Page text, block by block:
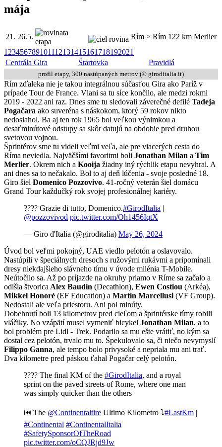
mája
21. 26.5. Rím > Rím 122 km Merlier
1 23456789101112131415161718192021
Centrála Gira
Štartovka Pravidlá
profil etapy, 300 nastúpaných metrov (© giroditalia.it)
Rím zďaleka nie je takou integrálnou súčasťou Gira ako Paríž v
prípade Tour de France. Vlani sa tu síce končilo, ale medzi rokmi
2019 - 2022 ani raz. Dnes sme tu sledovali záverečné defilé Tadeja
Pogačara ako suveréna s náskokom, ktorý 59 rokov nikto
nedosiahol. Ba aj ten rok 1965 bol veľkou výnimkou a
desaťminútové odstupy sa skôr datujú na obdobie pred druhou
svetovou vojnou.
Šprintérov sme tu videli veľmi veľa, ale pre viacerých cesta do
Ríma neviedla. Najväčšími favoritmi boli Jonathan Milan a Tim
Merlier. Okrem nich a Kooija žiadny iný rýchlik etapu nevyhral. A
ani dnes sa to nečakalo. Bol to aj deň lúčenia - svoje posledné 18.
Giro šiel Domenico Pozzovivo. 41-ročný veterán šiel domácu
Grand Tour každučký rok svojej profesionálnej kariéry.
???? Grazie di tutto, Domenico.#GirodItalia |
@pozzovivod pic.twitter.com/Oh1456IqtX
— Giro d'Italia (@giroditalia) May 26, 2024
Úvod bol veľmi pokojný, UAE viedlo pelotón a oslavovalo.
Nastúpili v špeciálnych dresoch s ružovými rukávmi a pripomínali
dresy niekdajšieho slávneho tímu v úvode milénia T-Mobile.
Neútočilo sa. Až po príjazde na okruhy priamo v Ríme sa začalo a
odišla štvorica Alex Baudin (Decathlon), Ewen Costiou (Arkéa),
Mikkel Honoré (EF Education) a Martin Marcellusi (VF Group).
Nedostali ale veľa priestoru. Ani pol minúty.
Dobehnutí boli 13 kilometrov pred cieľom a šprintérske tímy robili
vláčiky. No vzápätí musel vymeniť bicykel Jonathan Milan, a to
bol problém pre Lidl - Trek. Podarilo sa mu ešte vrátiť, no kým sa
dostal cez pelotón, trvalo mu to. Špekulovalo sa, či niečo nevymyslí
Filippo Ganna, ale tempo bolo privysoké a nepriala mu ani trať.
Dva kilometre pred páskou ťahal Pogačar celý pelotón.
???? The final KM of the #GirodItalia, and a royal
sprint on the paved streets of Rome, where one man
was simply quicker than the others
⏮ The @Continentaltire Ultimo Kilometro ⤵️#LastKm |
#Continental #ContinentalItalia
#SafetySponsorOfTheRoad
pic.twitter.com/oCQJRjd9Jw